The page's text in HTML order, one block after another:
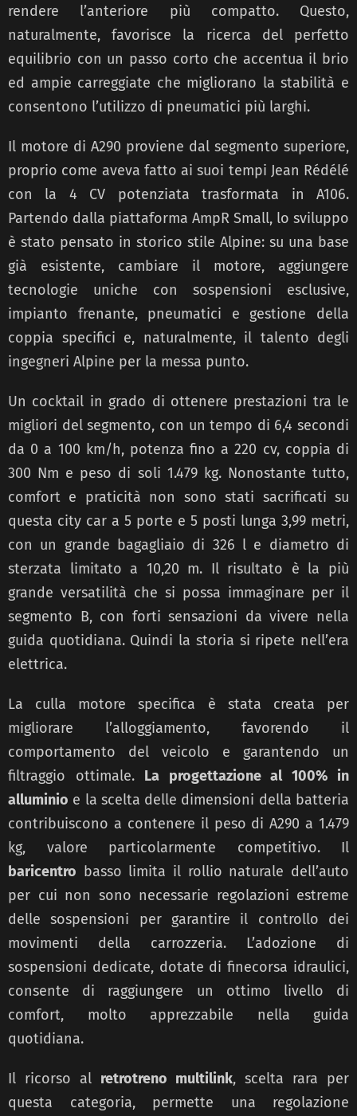
rendere l’anteriore più compatto. Questo,
naturalmente, favorisce la ricerca del perfetto
equilibrio con un passo corto che accentua il brio
ed ampie carreggiate che migliorano la stabilità e
consentono l’utilizzo di pneumatici più larghi.
Il motore di A290 proviene dal segmento superiore,
proprio come aveva fatto ai suoi tempi Jean Rédélé
con la 4 CV potenziata trasformata in A106.
Partendo dalla piattaforma AmpR Small, lo sviluppo
è stato pensato in storico stile Alpine: su una base
già esistente, cambiare il motore, aggiungere
tecnologie uniche con sospensioni esclusive,
impianto frenante, pneumatici e gestione della
coppia specifici e, naturalmente, il talento degli
ingegneri Alpine per la messa punto.
Un cocktail in grado di ottenere prestazioni tra le
migliori del segmento, con un tempo di 6,4 secondi
da 0 a 100 km/h, potenza fino a 220 cv, coppia di
300 Nm e peso di soli 1.479 kg. Nonostante tutto,
comfort e praticità non sono stati sacrificati su
questa city car a 5 porte e 5 posti lunga 3,99 metri,
con un grande bagagliaio di 326 l e diametro di
sterzata limitato a 10,20 m. Il risultato è la più
grande versatilità che si possa immaginare per il
segmento B, con forti sensazioni da vivere nella
guida quotidiana. Quindi la storia si ripete nell’era
elettrica.
La culla motore specifica è stata creata per
migliorare l’alloggiamento, favorendo il
comportamento del veicolo e garantendo un
filtraggio ottimale.La progettazione al 100% in
alluminio e la scelta delle dimensioni della batteria
contribuiscono a contenere il peso di A290 a 1.479
kg, valore particolarmente competitivo. Il
baricentro basso limita il rollio naturale dell’auto
per cui non sono necessarie regolazioni estreme
delle sospensioni per garantire il controllo dei
movimenti della carrozzeria. L’adozione di
sospensioni dedicate, dotate di finecorsa idraulici,
consente di raggiungere un ottimo livello di
comfort, molto apprezzabile nella guida
quotidiana.
Il ricorso al retrotreno multilink, scelta rara per
questa categoria, permette una regolazione